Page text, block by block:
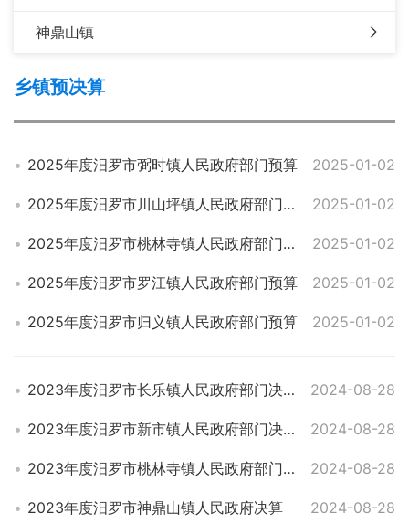
神鼎山镇
乡镇预决算
2025年度汨罗市弼时镇人民政府部门预算 2025-01-02
2025年度汨罗市川山坪镇人民政府部门预算 2025-01-02
2025年度汨罗市桃林寺镇人民政府部门预算 2025-01-02
2025年度汨罗市罗江镇人民政府部门预算 2025-01-02
2025年度汨罗市归义镇人民政府部门预算 2025-01-02
2023年度汨罗市长乐镇人民政府部门决算 2024-08-28
2023年度汨罗市新市镇人民政府部门决算 2024-08-28
2023年度汨罗市桃林寺镇人民政府部门决算 2024-08-28
2023年度汨罗市神鼎山镇人民政府决算 2024-08-28